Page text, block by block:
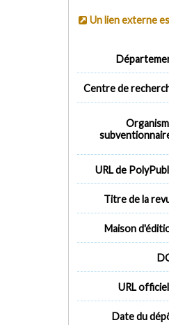
Un lien externe
Centre de
URL de
Titre de la
Maison
URL
Date du